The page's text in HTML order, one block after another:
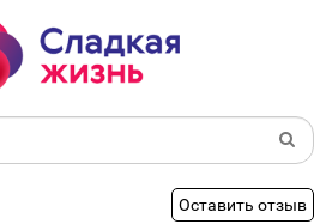
Оставить отзыв